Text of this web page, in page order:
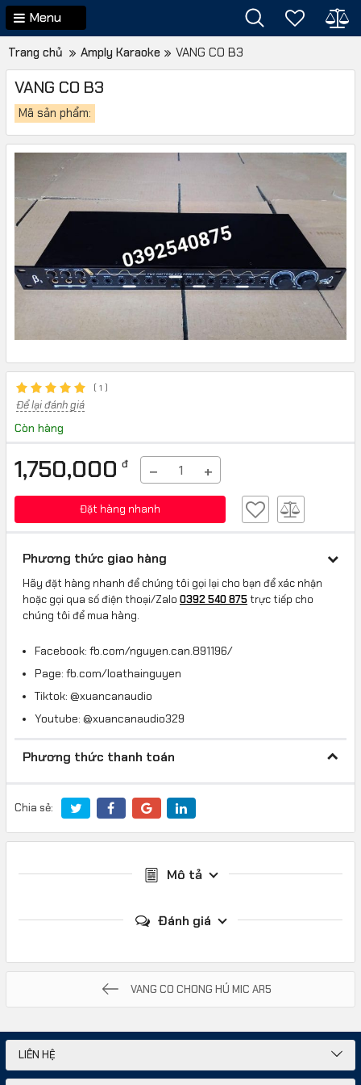
Menu
Trang chủ Amply Karaoke VANG CO B3
VANG CO B3
Mã sản phẩm:
( 1 )
Để lại đánh giá
Còn hàng
1,750,000 đ − +
Đặt hàng nhanh
Phương thức giao hàng
Hãy đặt hàng nhanh để chúng tôi gọi lại cho bạn để xác nhận
hoặc gọi qua số điện thoại/Zalo 0392 540 875trực tiếp cho
chúng tôi để mua hàng.
Facebook: fb.com/nguyen.can.891196/
Page: fb.com/loathainguyen
Tiktok: @xuancanaudio
Youtube: @xuancanaudio329
Phương thức thanh toán
Chia sẻ:
Mô tả
Đánh giá
VANG CO CHONG HÚ MIC AR5
LIÊN HỆ